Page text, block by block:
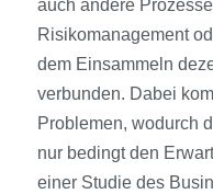
auch andere
Risikomanagement
dem Einsammeln
verbunden. Dabei
Problemen, wodurch
nur bedingt den
einer Studie des